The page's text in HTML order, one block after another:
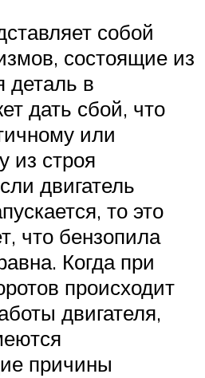
собой
состоящие из
деталь в
дать сбой, что
или
из строя
двигатель
то это
что бензопила
Когда при
происходит
двигателя,
причины